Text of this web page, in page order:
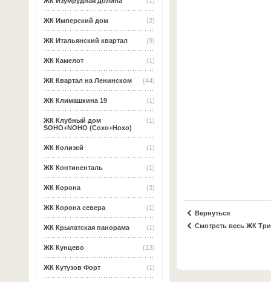
(2)
ЖК Имперский дом
(9)
ЖК Итальянский квартал
(1)
ЖК Камелот
(44)
ЖК Квартал на Ленинском
(1)
ЖК Климашкина 19
(1)
ЖК Клубный дом
SOHO+NOHO (Сохо+Нохо)
(1)
ЖК Колизей
(1)
ЖК Континенталь
(3)
ЖК Корона
(1)
ЖК Корона севера
(1)
ЖК Крылатская панорама
(13)
ЖК Кунцево
(1)
ЖК Кутузов Форт
Вернуться
Смотреть весь ЖК